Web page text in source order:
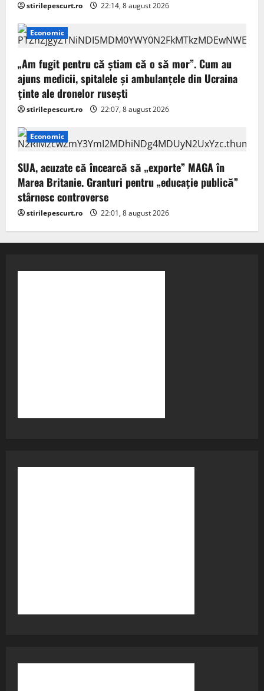
stirilepescurt.ro 22:14, 8 august 2026
Economic
„Am fugit pentru că știam că o să mor”. Cum au
ajuns medicii, spitalele și ambulanțele din Ucraina
ținte ale dronelor rusești
stirilepescurt.ro 22:07, 8 august 2026
Economic
SUA, acuzate că încearcă să „exporte” MAGA în
Marea Britanie. Granturi pentru „educație publică”
stârnesc controverse
stirilepescurt.ro 22:01, 8 august 2026